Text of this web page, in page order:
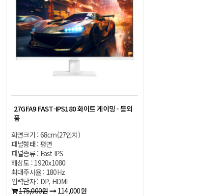
27GFA9 FAST-IPS180 화이트 게이밍 - 등외
품
화면크기 : 68cm(27인치)
패널형태 : 평면
패널종류 : Fast IPS
해상도 : 1920x1080
최대주사율 : 180Hz
입력단자 : DP, HDMI
175,000원
114,000원